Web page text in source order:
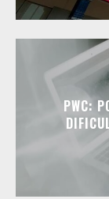
PWC: